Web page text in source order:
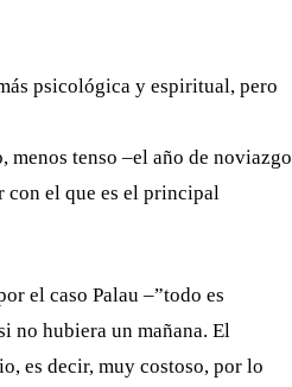
psicológica y espiritual, pero
menos tenso –el año de noviazgo
el que es el principal
el caso Palau –”todo es
no hubiera un mañana. El
es decir, muy costoso, por lo